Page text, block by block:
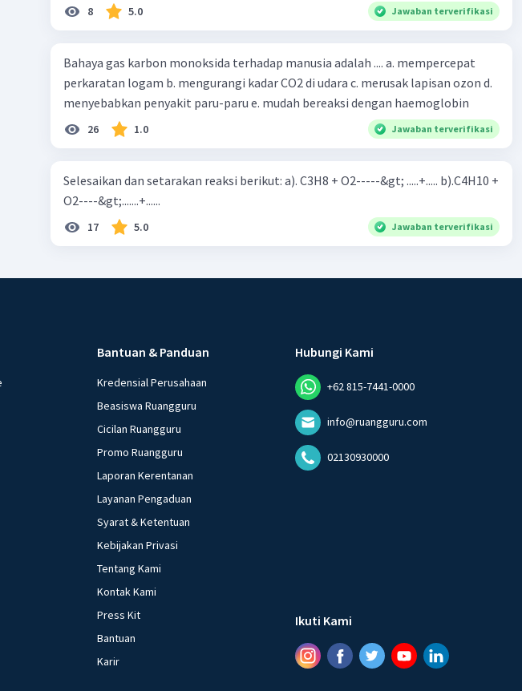
8 5.0 Jawaban terverifikasi
Bahaya gas karbon monoksida terhadap manusia adalah .... a. mempercepat
perkaratan logam b. mengurangi kadar CO2 di udara c. merusak lapisan ozon d.
menyebabkan penyakit paru-paru e. mudah bereaksi dengan haemoglobin
26 1.0 Jawaban terverifikasi
Selesaikan dan setarakan reaksi berikut: a). C3H8 + O2-----&gt; .....+..... b).C4H10 +
O2----&gt;.......+......
17 5.0 Jawaban terverifikasi
Bantuan & Panduan
Kredensial Perusahaan
Beasiswa Ruangguru
Cicilan Ruangguru
Promo Ruangguru
Laporan Kerentanan
Layanan Pengaduan
Syarat & Ketentuan
Kebijakan Privasi
Tentang Kami
Kontak Kami
Press Kit
Bantuan
Karir
Hubungi Kami
+62 815-7441-0000
info@ruangguru.com
02130930000
Ikuti Kami